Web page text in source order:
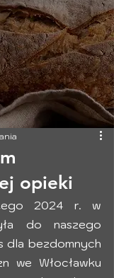
opieki
2024 r. w
do naszego
dla bezdomnych
we Włocławku